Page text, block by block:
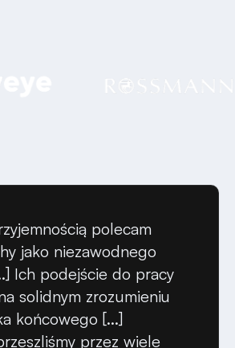
polecam
jako niezawodnego
Ich podejście do pracy
solidnym zrozumieniu
końcowego [...]
przez wiele